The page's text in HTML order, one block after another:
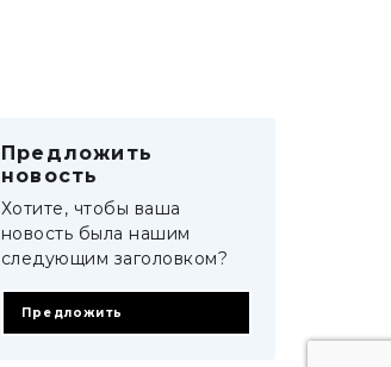
Предложить
новость
Хотите, чтобы ваша
новость была нашим
следующим заголовком?
Предложить